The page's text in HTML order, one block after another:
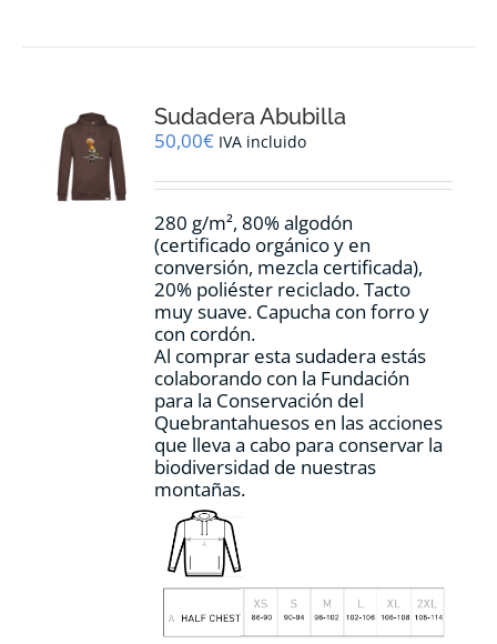
se
pueden
en
página
de
producto
Sudadera Abubilla
50,00€ IVA incluido
280 g/m², 80% algodón
(certificado orgánico y en
conversión, mezcla certificada),
20% poliéster reciclado. Tacto
muy suave. Capucha con forro y
con cordón.
Al comprar esta sudadera estás
colaborando con la Fundación
para la Conservación del
Quebrantahuesos en las acciones
que lleva a cabo para conservar la
biodiversidad de nuestras
montañas.